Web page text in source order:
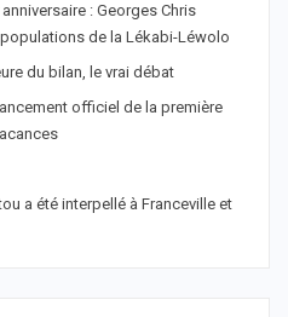
: Georges Chris
de la Lékabi-Léwolo
du bilan, le vrai débat
officiel de la première
a été interpellé à Franceville et